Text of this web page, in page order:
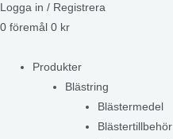
Logga in / Registrera
0 föremål 0 kr
Produkter
Blästring
Blästermedel
Blästertillbehör